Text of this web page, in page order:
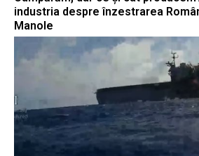
industria despre înzestrarea
Manole